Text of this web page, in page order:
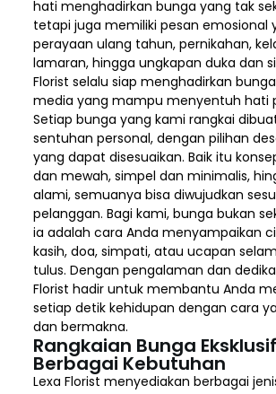
hati menghadirkan bunga yang tak
tetapi juga memiliki pesan emosional
perayaan ulang tahun, pernikahan,
lamaran, hingga ungkapan duka dan
Florist selalu siap menghadirkan
media yang mampu menyentuh hati
Setiap bunga yang kami rangkai
sentuhan personal, dengan pilihan
yang dapat disesuaikan. Baik itu
dan mewah, simpel dan minimalis,
alami, semuanya bisa diwujudkan
pelanggan. Bagi kami, bunga bukan
ia adalah cara Anda menyampaikan
kasih, doa, simpati, atau ucapan
tulus. Dengan pengalaman dan
Florist hadir untuk membantu Anda
setiap detik kehidupan dengan cara
dan bermakna.
Rangkaian Bunga
Berbagai Kebutuhan
Lexa Florist menyediakan berbagai